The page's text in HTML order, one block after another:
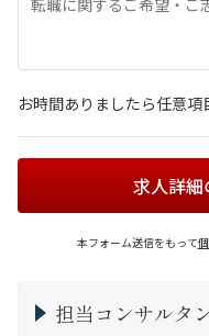
お時間ありましたら任意項
求人詳細
本フォーム送信をもって
担当コンサルタ